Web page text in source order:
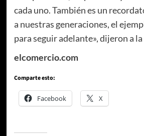
cada uno. También es un
a nuestras generaciones, el
para seguir adelante», dijeron a
elcomercio.com
Comparte esto:
Facebook X